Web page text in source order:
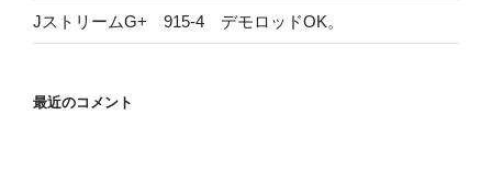
JストリームG+ 915-4 デモロッドOK。
最近のコメント